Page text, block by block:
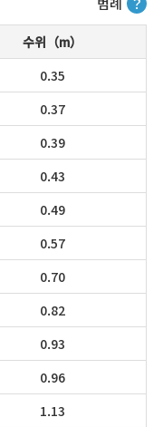
수위（m）
0.35
0.37
0.39
0.43
0.49
0.57
0.70
0.82
0.93
0.96
1.13